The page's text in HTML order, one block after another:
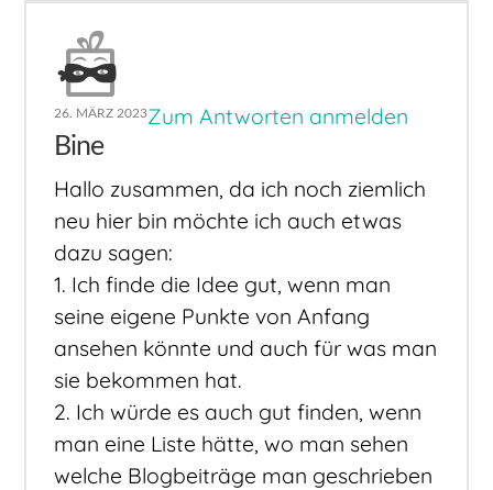
26. MÄRZ 2023Zum Antworten anmelden
Bine
Hallo zusammen, da ich noch ziemlich
neu hier bin möchte ich auch etwas
dazu sagen:
1. Ich finde die Idee gut, wenn man
seine eigene Punkte von Anfang
ansehen könnte und auch für was man
sie bekommen hat.
2. Ich würde es auch gut finden, wenn
man eine Liste hätte, wo man sehen
welche Blogbeiträge man geschrieben